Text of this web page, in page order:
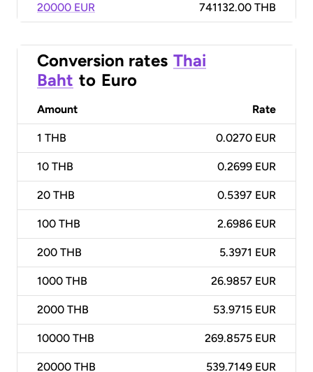
20000 EUR 741132.00 THB
Conversion rates Thai
Baht to Euro
Amount Rate
1 THB 0.0270 EUR
10 THB 0.2699 EUR
20 THB 0.5397 EUR
100 THB 2.6986 EUR
200 THB 5.3971 EUR
1000 THB 26.9857 EUR
2000 THB 53.9715 EUR
10000 THB 269.8575 EUR
20000 THB 539.7149 EUR